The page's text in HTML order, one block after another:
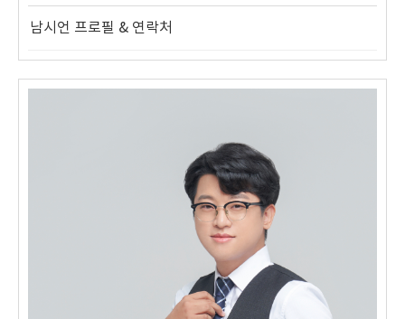
남시언 프로필 & 연락처